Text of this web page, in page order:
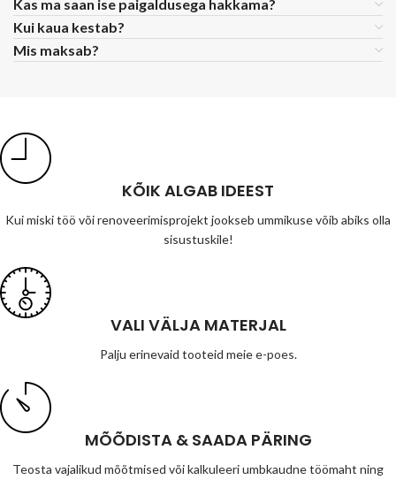
Kas ma saan ise paigaldusega hakkama?
Kui kaua kestab?
Mis maksab?
KÕIK ALGAB IDEEST
Kui miski töö või renoveerimisprojekt jookseb ummikuse võib abiks olla
sisustuskile!
VALI VÄLJA MATERJAL
Palju erinevaid tooteid meiee-poes.
MÕÕDISTA & SAADA PÄRING
Teosta vajalikud mõõtmised või kalkuleeri umbkaudne töömaht ning